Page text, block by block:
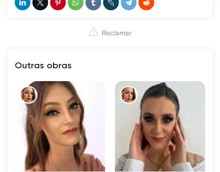
Reclamar
Outras obras